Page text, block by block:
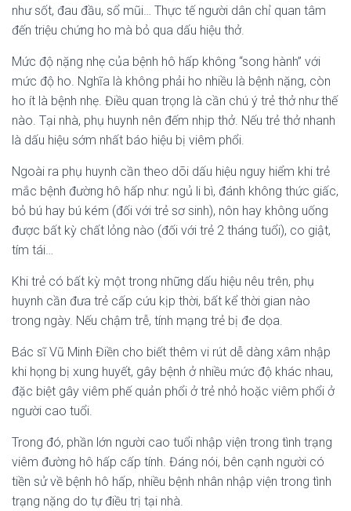
như sốt, đau đầu, sổ mũi… Thực tế người dân chỉ quan tâm
đến triệu chứng ho mà bỏ qua dấu hiệu thở.
Mức độ nặng nhẹ của bệnh hô hấp không “song hành” với
mức độ ho. Nghĩa là không phải ho nhiều là bệnh nặng, còn
ho ít là bệnh nhẹ. Điều quan trọng là cần chú ý trẻ thở như thế
nào. Tại nhà, phụ huynh nên đếm nhịp thở. Nếu trẻ thở nhanh
là dấu hiệu sớm nhất báo hiệu bị viêm phổi.
Ngoài ra phụ huynh cần theo dõi dấu hiệu nguy hiểm khi trẻ
mắc bệnh đường hô hấp như: ngủ li bì, đánh không thức giấc,
bỏ bú hay bú kém (đối với trẻ sơ sinh), nôn hay không uống
được bất kỳ chất lỏng nào (đối với trẻ 2 tháng tuổi), co giật,
tím tái…
Khi trẻ có bất kỳ một trong những dấu hiệu nêu trên, phụ
huynh cần đưa trẻ cấp cứu kịp thời, bất kể thời gian nào
trong ngày. Nếu chậm trễ, tính mạng trẻ bị đe dọa.
Bác sĩ Vũ Minh Điền cho biết thêm vi rút dễ dàng xâm nhập
khi họng bị xung huyết, gây bệnh ở nhiều mức độ khác nhau,
đặc biệt gây viêm phế quản phổi ở trẻ nhỏ hoặc viêm phổi ở
người cao tuổi.
Trong đó, phần lớn người cao tuổi nhập viện trong tình trạng
viêm đường hô hấp cấp tính. Đáng nói, bên cạnh người có
tiền sử về bệnh hô hấp, nhiều bệnh nhân nhập viện trong tình
trạng nặng do tự điều trị tại nhà.